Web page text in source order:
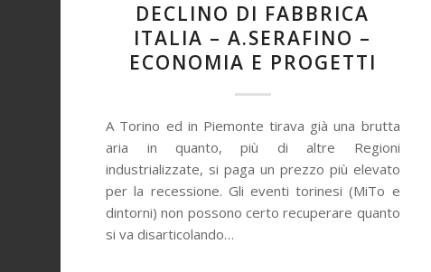
DECLINO DI FABBRICA
ITALIA – A.SERAFINO –
ECONOMIA E PROGETTI
A Torino ed in Piemonte tirava già una brutta
aria in quanto, più di altre Regioni
industrializzate, si paga un prezzo più elevato
per la recessione. Gli eventi torinesi (MiTo e
dintorni) non possono certo recuperare quanto
si va disarticolando…